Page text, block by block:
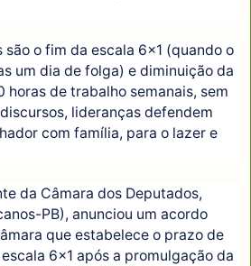
o fim da escala 6x1 (quando o
um dia de folga) e diminuição da
horas de trabalho semanais, sem
lideranças defendem
com família, para o lazer e
da Câmara dos Deputados,
PB), anunciou um acordo
que estabelece o prazo de
6x1 após a promulgação da